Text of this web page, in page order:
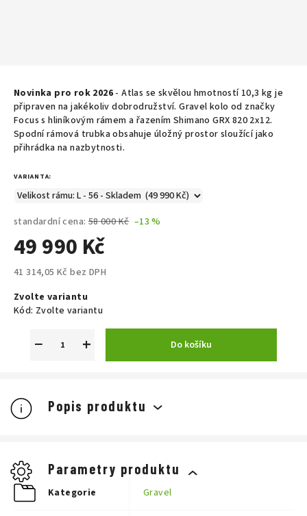
Novinka pro rok 2026 - Atlas se skvělou hmotností 10,3 kg je
připraven na jakékoliv dobrodružství.Gravel kolo od značky
Focus s hliníkovým rámem a řazením Shimano GRX 820 2x12.
Spodní rámová trubka obsahuje úložný prostor sloužící jako
přihrádka na nazbytnosti.
VARIANTA:
standardní cena: 58 000 Kč –13 %
49 990 Kč
41 314,05 Kč bez DPH
cena:
Zvolte variantu
Kód: Zvolte variantu
+
− Do košíku
Popis produktu
Parametry produktu
Kategorie Gravel